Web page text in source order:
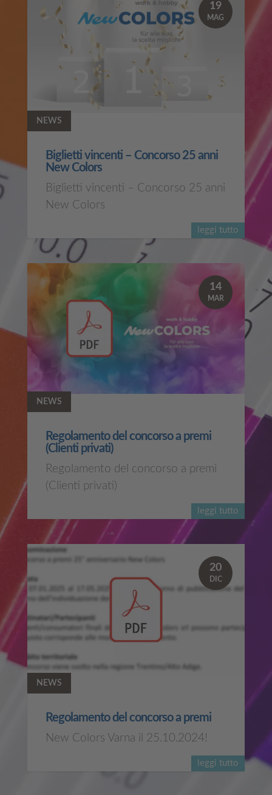
leggi tutto
Biglietti vincenti – Concorso 25 anni
New Colors
NEWS
Biglietti vincenti – Concorso 25 anni
New Colors
19
MAG
leggi tutto
Regolamento del concorso a premi
(Clienti privati)
NEWS
Regolamento del concorso a premi
(Clienti privati)
14
MAR
leggi tutto
Regolamento del concorso a premi
NEWS
New Colors Varna il 25.10.2024!
20
DIC